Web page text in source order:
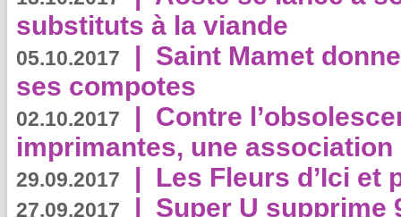
substituts à la viande
05.10.2017 | Saint Mamet
ses compotes
02.10.2017 | Contre
imprimantes, une
29.09.2017 | Les Fleurs d’Ici et
27.09.2017 | Super U supprime